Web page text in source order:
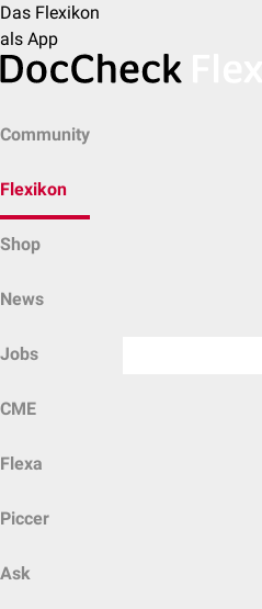
Das Flexikon
als App
Community
Flexikon
Shop
News
Jobs
CME
Flexa
Piccer
Ask